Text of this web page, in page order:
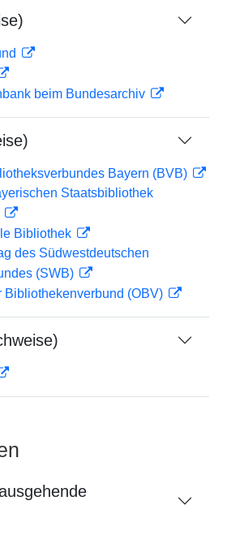
beim Bundesarchiv
Bayern (BVB)
Staatsbibliothek
Bibliothek
des Südwestdeutschen
(SWB)
Bibliothekenverbund (OBV)